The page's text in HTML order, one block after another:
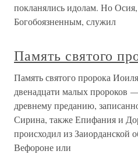
покланялись идолам. Но
Богобоязненным, служил
Память святого
Память святого пророка
двенадцати малых
древнему преданию,
Сирина, также Епифания и
происходил из Заиорданской
Вефороне или